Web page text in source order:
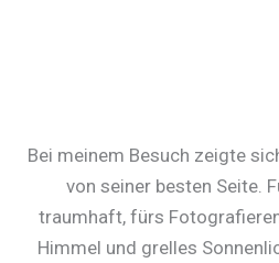
Bei meinem Besuch zeigte
von seiner besten Seite.
traumhaft, fürs
Himmel und grelles